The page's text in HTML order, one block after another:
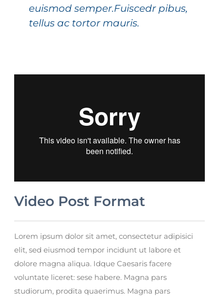
euismod semper.Fuiscedr pibus,
tellus ac tortor mauris.
Video Post Format
Lorem ipsum dolor sit amet, consectetur adipisici
elit, sed eiusmod tempor incidunt ut labore et
dolore magna aliqua. Idque Caesaris facere
voluntate liceret: sese habere. Magna pars
studiorum, prodita quaerimus. Magna pars